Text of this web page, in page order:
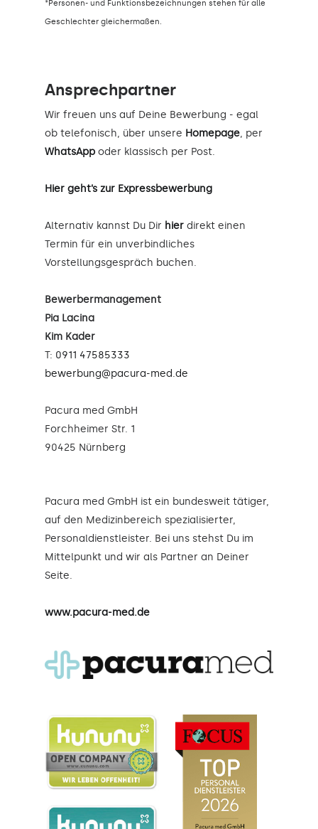
*Personen- und Funktionsbezeichnungen stehen für alle
Geschlechter gleichermaßen.
Ansprechpartner
Wir freuen uns auf Deine Bewerbung - egal
ob telefonisch, über unsere Homepage, per
WhatsApp oder klassisch per Post.
Hier geht’s zur Expressbewerbung
Alternativ kannst Du Dir hier direkt einen
Termin für ein unverbindliches
Vorstellungsgespräch buchen.
Bewerbermanagement
Pia Lacina
Kim Kader
T: 0911 47585333
bewerbung@pacura-med.de
Pacura med GmbH
Forchheimer Str. 1
90425 Nürnberg
Pacura med GmbH ist ein bundesweit tätiger,
auf den Medizinbereich spezialisierter,
Personaldienstleister. Bei uns stehst Du im
Mittelpunkt und wir als Partner an Deiner
Seite.
www.pacura-med.de